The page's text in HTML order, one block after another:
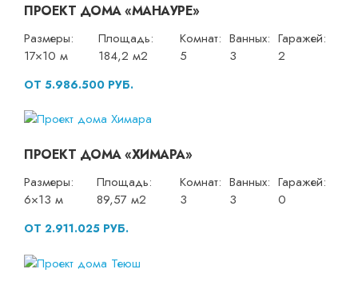
ПРОЕКТ ДОМА «МАНАУРЕ»
Размеры:
17×10 м
Площадь:
184,2 м2
Комнат:
5
Ванных:
3
Гаражей:
2
ОТ 5.986.500 РУБ.
ПРОЕКТ ДОМА «ХИМАРА»
Размеры:
6×13 м
Площадь:
89,57 м2
Комнат:
3
Ванных:
3
Гаражей:
0
ОТ 2.911.025 РУБ.